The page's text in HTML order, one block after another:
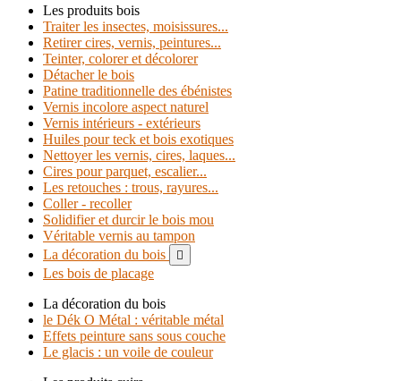
Les produits bois
Traiter les insectes, moisissures...
Retirer cires, vernis, peintures...
Teinter, colorer et décolorer
Détacher le bois
Patine traditionnelle des ébénistes
Vernis incolore aspect naturel
Vernis intérieurs - extérieurs
Huiles pour teck et bois exotiques
Nettoyer les vernis, cires, laques...
Cires pour parquet, escalier...
Les retouches : trous, rayures...
Coller - recoller
Solidifier et durcir le bois mou
Véritable vernis au tampon
La décoration du bois

Les bois de placage
La décoration du bois
le Dék O Métal : véritable métal
Effets peinture sans sous couche
Le glacis : un voile de couleur